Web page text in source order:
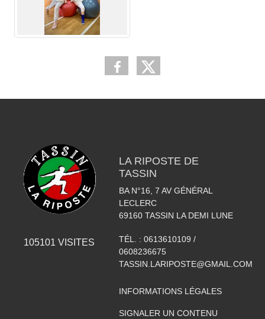
105101 VISITES
LA RIPOSTE DE
TASSIN
BA N°16, 7 AV GÉNÉRAL
LECLERC
69160 TASSIN LA DEMI LUNE
TÉL. : 0613610109 /
0608236675
TASSIN.LARIPOSTE@GMAIL.COM
INFORMATIONS LÉGALES
SIGNALER UN CONTENU